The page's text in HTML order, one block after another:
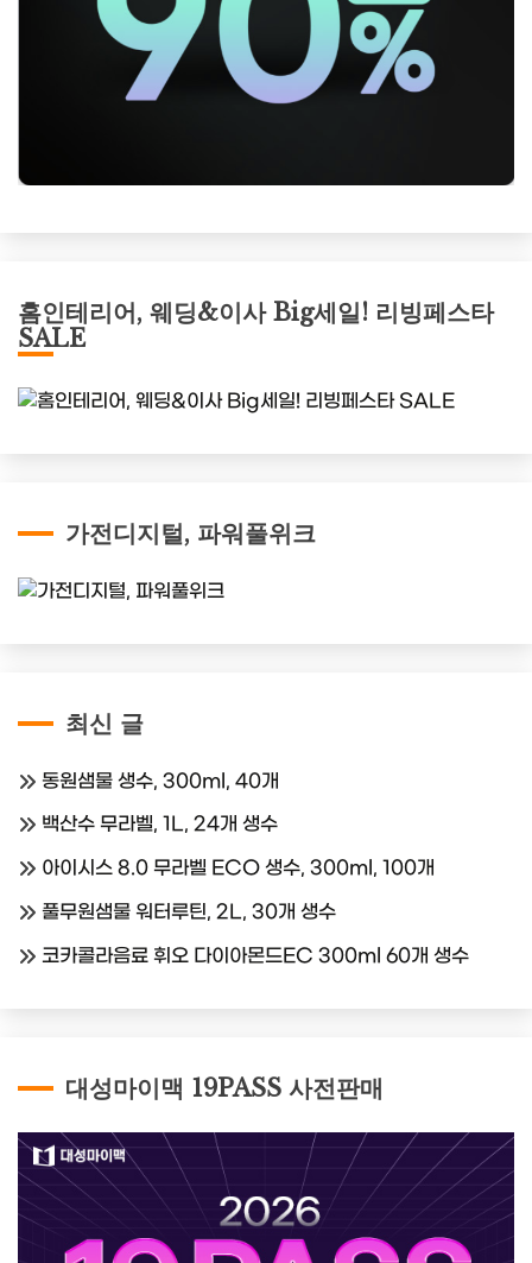
홈인테리어, 웨딩&이사 Big세일! 리빙페스타
SALE
가전디지털, 파워풀위크
최신 글
동원샘물 생수, 300ml, 40개
백산수 무라벨, 1L, 24개 생수
아이시스 8.0 무라벨 ECO 생수, 300ml, 100개
풀무원샘물 워터루틴, 2L, 30개 생수
코카콜라음료 휘오 다이아몬드EC 300ml 60개 생수
대성마이맥 19PASS 사전판매